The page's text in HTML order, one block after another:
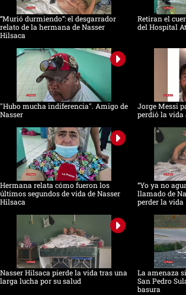
“Murió durmiendo”: el desgarrador
relato de la hermana de Nasser
Hilsaca
Retiran el
del Hospital
"Hubo mucha indiferencia". Amigo de
Nasser
Jorge Messi
perdió la vida
Hermana relata cómo fueron los
últimos segundos de vida de Nasser
Hilsaca
“Yo ya no
llamado de
perder la vida
Nasser Hilsaca pierde la vida tras una
larga lucha por su salud
La amenaza
San Pedro
basura